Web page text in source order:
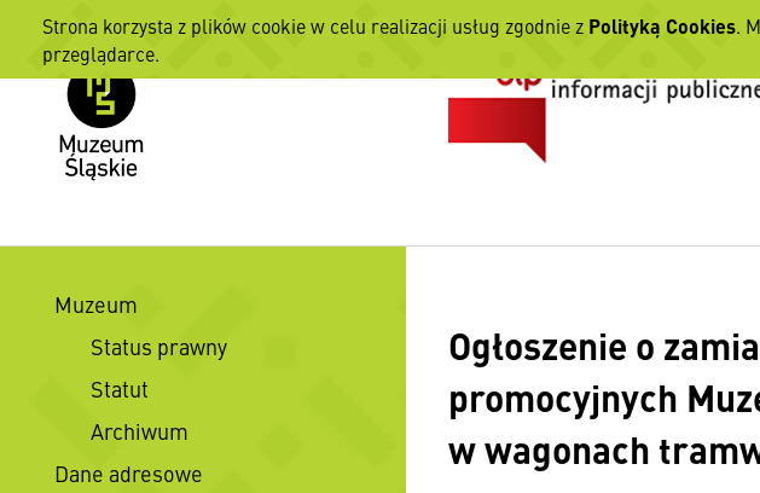
Muzeum
Status prawny
Statut
Archiwum
Dane adresowe
Ogłoszenie o
promocyjnych
w wagonach
Strona korzysta z plików cookie w celu realizacji usług zgodnie z Polityką Cookies.
przeglądarce.